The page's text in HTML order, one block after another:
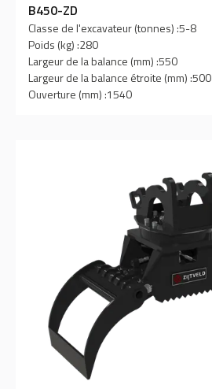
B450-ZD
Classe de l'excavateur (tonnes) :5-8
Poids (kg) :280
Largeur de la balance (mm) :550
Largeur de la balance étroite (mm) :500
Ouverture (mm) :1540